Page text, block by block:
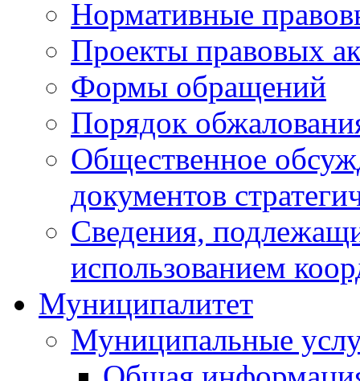
Нормативные
Проекты правовых
Формы обращений
Порядок
Общественное
документов
Сведения,
использованием
Муниципалитет
Муниципальные